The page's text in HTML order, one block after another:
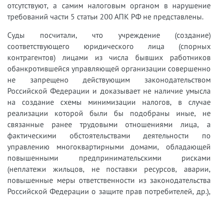
отсутствуют, а самим налоговым органом в нарушение
требований части 5 статьи 200 АПК РФ не представлены.
Суды посчитали, что учреждение (создание)
соответствующего юридического лица (спорных
контрагентов) лицами из числа бывших работников
обанкротившейся управляющей организации совершенно
не запрещено действующим законодательством
Российской Федерации и доказывает не наличие умысла
на создание схемы минимизации налогов, в случае
реализации которой были бы подобраны иные, не
связанные ранее трудовыми отношениями лица, а
фактическими обстоятельствами деятельности по
управлению многоквартирными домами, обладающей
повышенными предпринимательскими рисками
(неплатежи жильцов, не поставки ресурсов, аварии,
повышенные меры ответственности из законодательства
Российской Федерации о защите прав потребителей, др.),